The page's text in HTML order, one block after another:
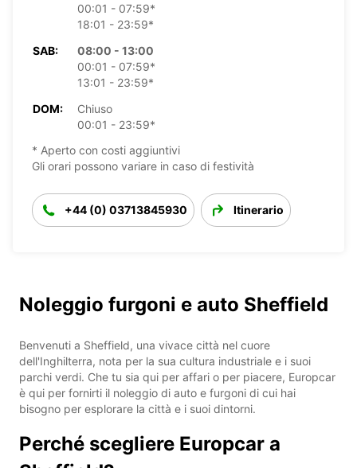
00:01 - 07:59*
18:01 - 23:59*
SAB:
08:00 - 13:00
00:01 - 07:59*
13:01 - 23:59*
DOM:
Chiuso
00:01 - 23:59*
* Aperto con costi aggiuntivi
Gli orari possono variare in caso di festività
+44 (0) 03713845930 Itinerario
Noleggio furgoni e auto Sheffield
Benvenuti a Sheffield, una vivace città nel cuore
dell'Inghilterra, nota per la sua cultura industriale e i suoi
parchi verdi. Che tu sia qui per affari o per piacere, Europcar
è qui per fornirti il noleggio di auto e furgoni di cui hai
bisogno per esplorare la città e i suoi dintorni.
Perché scegliere Europcar a